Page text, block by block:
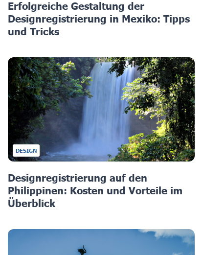
Erfolgreiche Gestaltung der
Designregistrierung in Mexiko: Tipps
und Tricks
DESIGN
Designregistrierung auf den
Philippinen: Kosten und Vorteile im
Überblick